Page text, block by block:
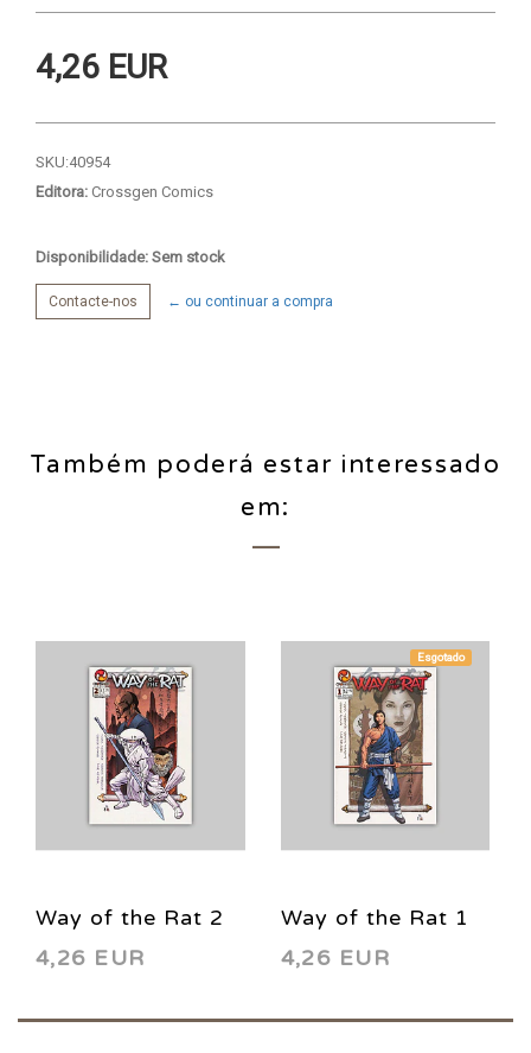
4,26 EUR
SKU:40954
Editora: Crossgen Comics
Disponibilidade: Sem stock
Contacte-nos ← ou continuar a compra
Também poderá estar interessado
em:
Way of the Rat 2
2002
4,26 EUR
Esgotado
Way of the Rat 1
2002
4,26 EUR